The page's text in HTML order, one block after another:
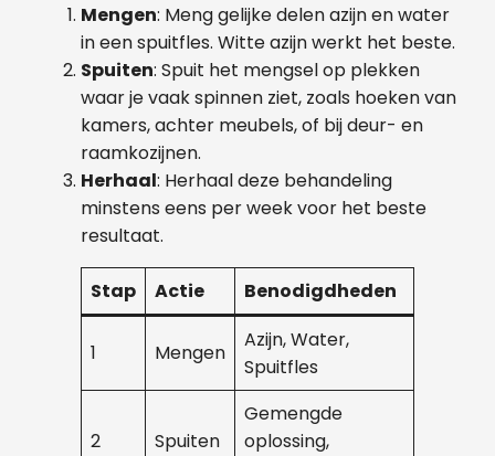
Mengen: Meng gelijke delen azijn en water
in een spuitfles. Witte azijn werkt het beste.
Spuiten: Spuit het mengsel op plekken
waar je vaak spinnen ziet, zoals hoeken van
kamers, achter meubels, of bij deur- en
raamkozijnen.
Herhaal: Herhaal deze behandeling
minstens eens per week voor het beste
resultaat.
Stap Actie Benodigdheden
1 Mengen
Azijn, Water,
Spuitfles
2 Spuiten
Gemengde
oplossing,